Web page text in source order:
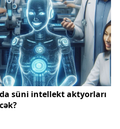
süni intellekt aktyorları